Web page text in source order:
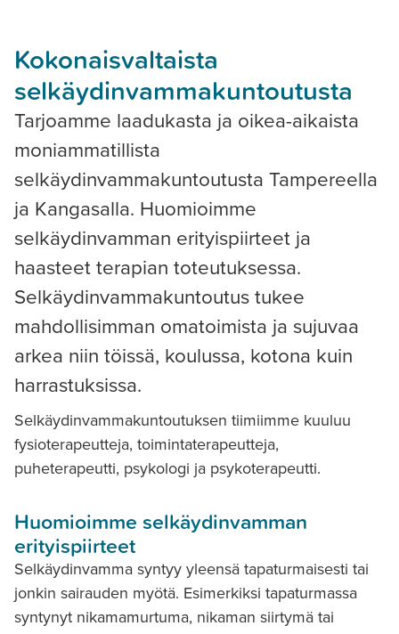
Kokonaisvaltaista
selkäydinvammakuntoutusta
Tarjoamme laadukasta ja oikea-aikaista
moniammatillista
selkäydinvammakuntoutusta Tampereella
ja Kangasalla. Huomioimme
selkäydinvamman erityispiirteet ja
haasteet terapian toteutuksessa.
Selkäydinvammakuntoutus tukee
mahdollisimman omatoimista ja sujuvaa
arkea niin töissä, koulussa, kotona kuin
harrastuksissa.
Selkäydinvammakuntoutuksen tiimiimme kuuluu
fysioterapeutteja, toimintaterapeutteja,
puheterapeutti, psykologi ja psykoterapeutti.
Huomioimme selkäydinvamman
erityispiirteet
Selkäydinvamma syntyy yleensä tapaturmaisesti tai
jonkin sairauden myötä. Esimerkiksi tapaturmassa
syntynyt nikamamurtuma, nikaman siirtymä tai